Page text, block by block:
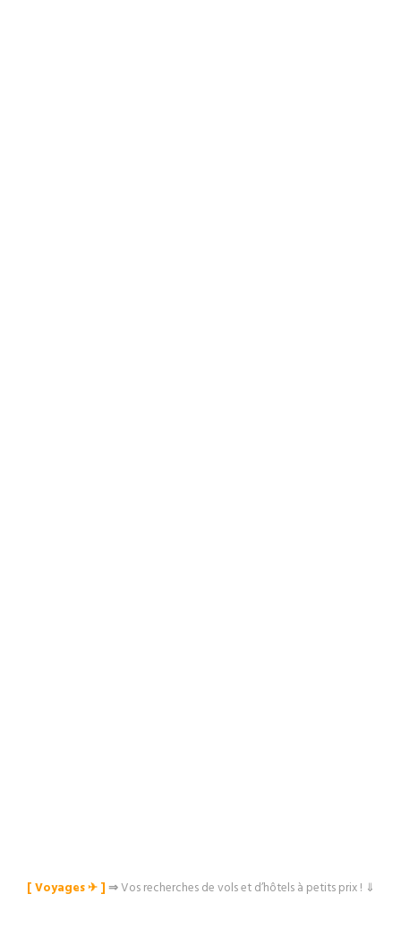
[ Voyages ✈︎ ]⇒Vos recherches de vols et d’hôtels à petits prix ! ⇓